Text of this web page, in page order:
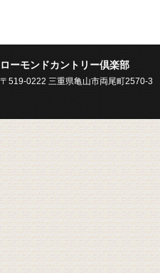
ローモンドカントリー倶楽部
〒519-0222 三重県亀山市両尾町2570-